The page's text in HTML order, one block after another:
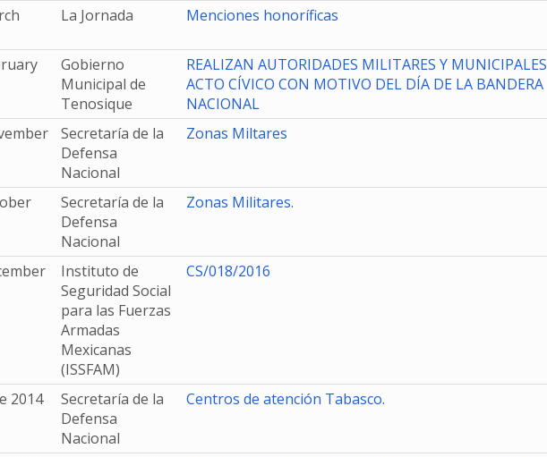
La Jornada Menciones honoríficas
Gobierno
Municipal de
Tenosique
REALIZAN AUTORIDADES MILITARES Y MUNICIPALES
ACTO CÍVICO CON MOTIVO DEL DÍA DE LA BANDERA
NACIONAL
Secretaría de la
Defensa
Nacional
Zonas Miltares
Secretaría de la
Defensa
Nacional
Zonas Militares.
Instituto de
Seguridad Social
para las Fuerzas
Armadas
Mexicanas
(ISSFAM)
CS/018/2016
2014
Secretaría de la
Defensa
Nacional
Centros de atención Tabasco.